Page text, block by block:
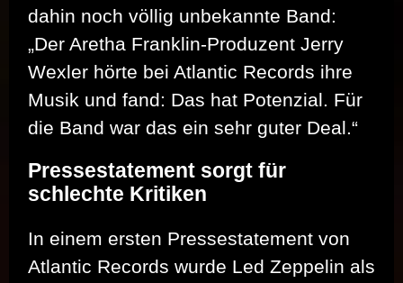
dahin noch völlig unbekannte Band:
„Der Aretha Franklin-Produzent Jerry
Wexler hörte bei Atlantic Records ihre
Musik und fand: Das hat Potenzial. Für
die Band war das ein sehr guter Deal.“
Pressestatement sorgt für
schlechte Kritiken
In einem ersten Pressestatement von
Atlantic Records wurde Led Zeppelin als